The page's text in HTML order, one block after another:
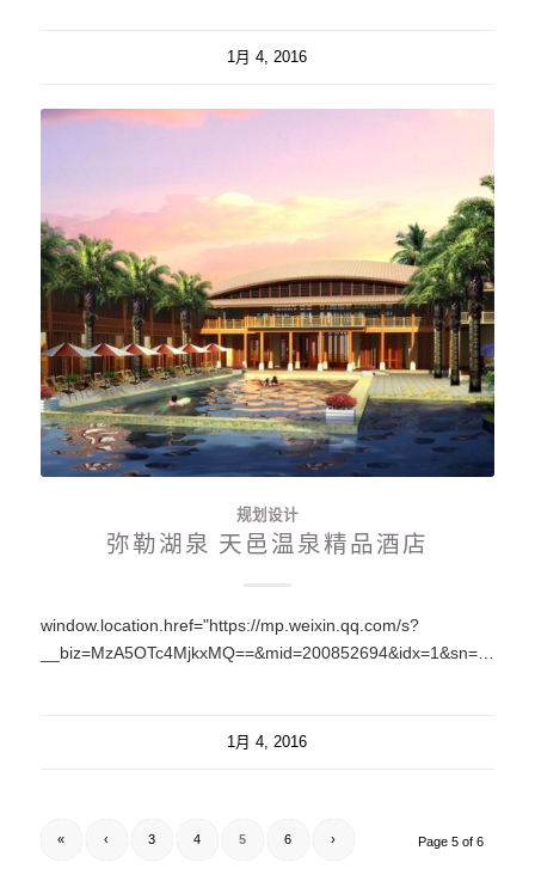
1月 4, 2016
规划设计
弥勒湖泉 天邑温泉精品酒店
window.location.href="https://mp.weixin.qq.com/s?
__biz=MzA5OTc4MjkxMQ==&mid=200852694&idx=1&sn=965d6d09dae4f5f2eee5bf0b8e50583d#rd";
1月 4, 2016
Page 5 of 6
« ‹ 3 4 5 6 ›